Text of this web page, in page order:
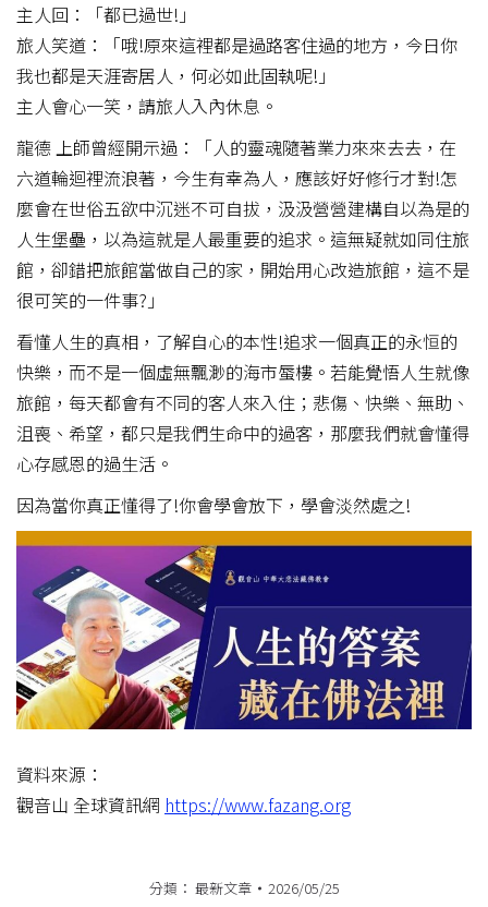
主人回：「都已過世!」
旅人笑道：「哦!原來這裡都是過路客住過的地方，今日你
我也都是天涯寄居人，何必如此固執呢!」
主人會心一笑，請旅人入內休息。
龍德 上師曾經開示過：「人的靈魂隨著業力來來去去，在
六道輪迴裡流浪著，今生有幸為人，應該好好修行才對!怎
麼會在世俗五欲中沉迷不可自拔，汲汲營營建構自以為是的
人生堡壘，以為這就是人最重要的追求。這無疑就如同住旅
館，卻錯把旅館當做自己的家，開始用心改造旅館，這不是
很可笑的一件事?」
看懂人生的真相，了解自心的本性!追求一個真正的永恒的
快樂，而不是一個虛無飄渺的海市蜃樓。若能覺悟人生就像
旅館，每天都會有不同的客人來入住；悲傷、快樂、無助、
沮喪、希望，都只是我們生命中的過客，那麼我們就會懂得
心存感恩的過生活。
因為當你真正懂得了!你會學會放下，學會淡然處之!
資料來源：
觀音山 全球資訊網 https://www.fazang.org
分類： 最新文章
2026/05/25